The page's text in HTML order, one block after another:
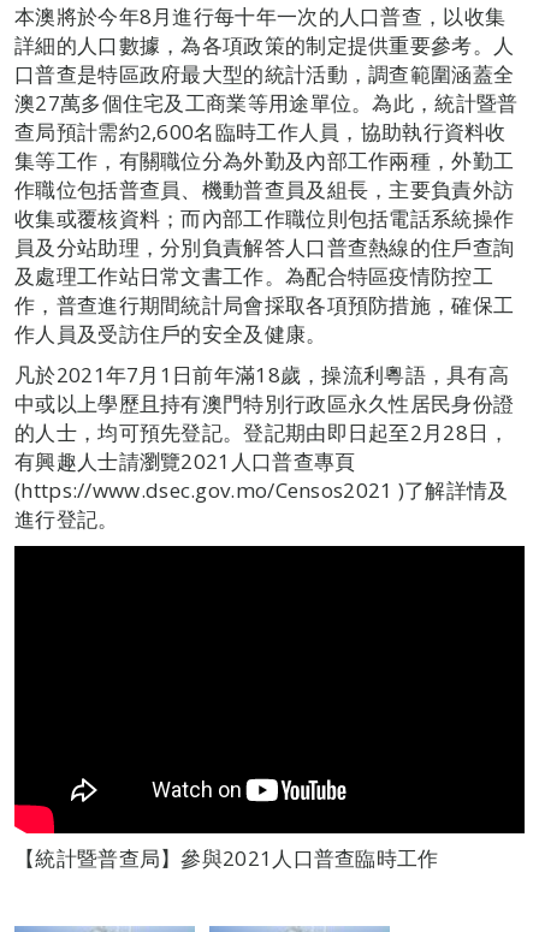
本澳將於今年8月進行每十年一次的人口普查，以收集
詳細的人口數據，為各項政策的制定提供重要參考。人
口普查是特區政府最大型的統計活動，調查範圍涵蓋全
澳27萬多個住宅及工商業等用途單位。為此，統計暨普
查局預計需約2,600名臨時工作人員，協助執行資料收
集等工作，有關職位分為外勤及內部工作兩種，外勤工
作職位包括普查員、機動普查員及組長，主要負責外訪
收集或覆核資料；而內部工作職位則包括電話系統操作
員及分站助理，分別負責解答人口普查熱線的住戶查詢
及處理工作站日常文書工作。為配合特區疫情防控工
作，普查進行期間統計局會採取各項預防措施，確保工
作人員及受訪住戶的安全及健康。
凡於2021年7月1日前年滿18歲，操流利粵語，具有高
中或以上學歷且持有澳門特別行政區永久性居民身份證
的人士，均可預先登記。登記期由即日起至2月28日，
有興趣人士請瀏覽2021人口普查專頁
(https://www.dsec.gov.mo/Censos2021 )了解詳情及
進行登記。​
【統計暨普查局】參與2021人口普查臨時工作